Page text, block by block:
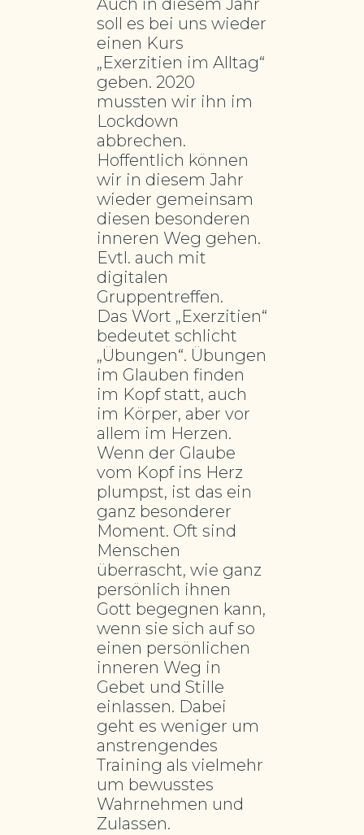
Auch in diesem Jahr
soll es bei uns wieder
einen Kurs
„Exerzitien im Alltag“
geben. 2020
mussten wir ihn im
Lockdown
abbrechen.
Hoffentlich können
wir in diesem Jahr
wieder gemeinsam
diesen besonderen
inneren Weg gehen.
Evtl. auch mit
digitalen
Gruppentreffen.
Das Wort „Exerzitien“
bedeutet schlicht
„Übungen“. Übungen
im Glauben finden
im Kopf statt, auch
im Körper, aber vor
allem im Herzen.
Wenn der Glaube
vom Kopf ins Herz
plumpst, ist das ein
ganz besonderer
Moment. Oft sind
Menschen
überrascht, wie ganz
persönlich ihnen
Gott begegnen kann,
wenn sie sich auf so
einen persönlichen
inneren Weg in
Gebet und Stille
einlassen. Dabei
geht es weniger um
anstrengendes
Training als vielmehr
um bewusstes
Wahrnehmen und
Zulassen.